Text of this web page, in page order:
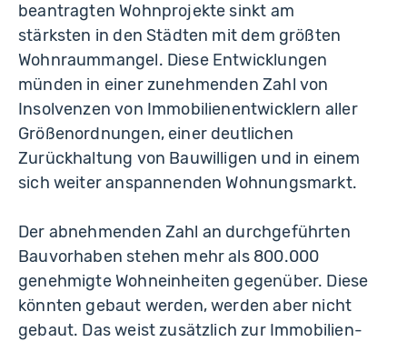
beantragten Wohnprojekte sinkt am
stärksten in den Städten mit dem größten
Wohnraummangel. Diese Entwicklungen
münden in einer zunehmenden Zahl von
Insolvenzen von Immobilienentwicklern aller
Größenordnungen, einer deutlichen
Zurückhaltung von Bauwilligen und in einem
sich weiter anspannenden Wohnungsmarkt.
Der abnehmenden Zahl an durchgeführten
Bauvorhaben stehen mehr als 800.000
genehmigte Wohneinheiten gegenüber. Diese
könnten gebaut werden, werden aber nicht
gebaut. Das weist zusätzlich zur Immobilien-